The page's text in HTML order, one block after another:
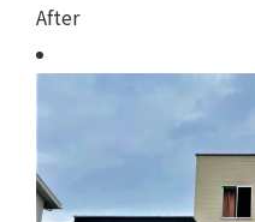
After